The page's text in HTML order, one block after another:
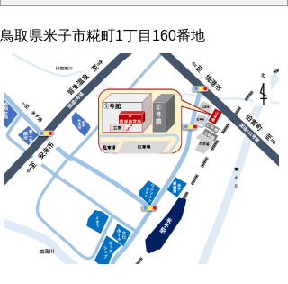
鳥取県米子市糀町1丁目160番地